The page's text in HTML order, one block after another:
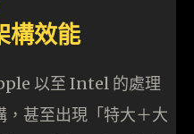
構效能
以至 Intel 的處理
，甚至出現「特大＋大